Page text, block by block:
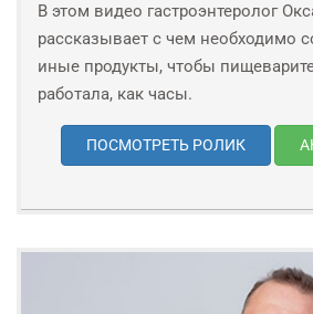
В этом видео гастроэнтеролог
рассказывает с чем необходимо
иные продукты, чтобы
работала, как часы.
ПОСМОТРЕТЬ РОЛИК